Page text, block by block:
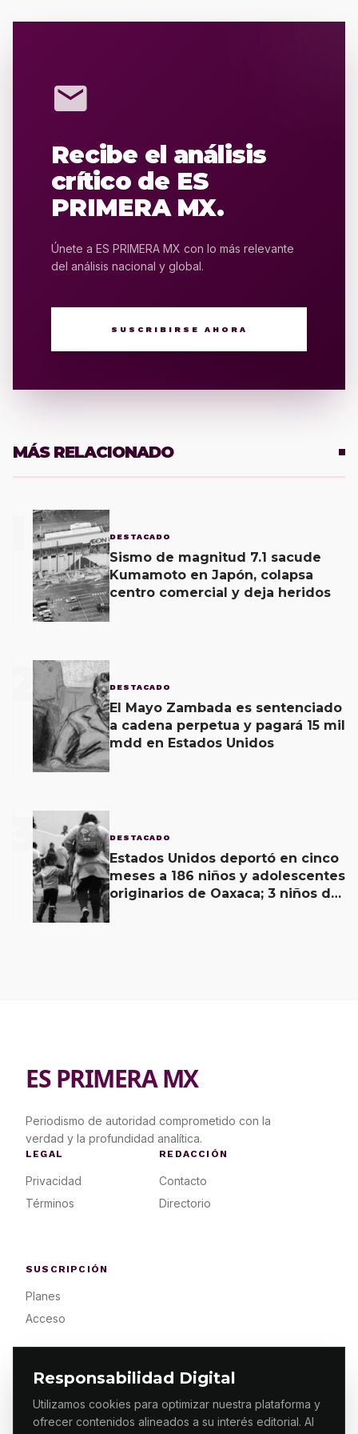
Responsabilidad Digital
Utilizamos cookies para optimizar nuestra plataforma y
ofrecer contenidos alineados a su interés editorial. Al
mail
Recibe el análisis
crítico de ES
PRIMERA MX.
Únete a ES PRIMERA MX con lo más relevante
del análisis nacional y global.
SUSCRIBIRSE AHORA
MÁS RELACIONADO
DESTACADO
Sismo de magnitud 7.1 sacude
Kumamoto en Japón, colapsa
centro comercial y deja heridos
2 DESTACADO
El Mayo Zambada es sentenciado
a cadena perpetua y pagará 15 mil
mdd en Estados Unidos
3 DESTACADO
Estados Unidos deportó en cinco
meses a 186 niños y adolescentes
originarios de Oaxaca; 3 niños de
ES PRIMERA MX
Periodismo de autoridad comprometido con la
verdad y la profundidad analítica.
LEGAL
Privacidad
Términos
REDACCIÓN
Contacto
Directorio
SUSCRIPCIÓN
Planes
Acceso
© 2026 ES PRIMERA MX. ALGUNOS DERECHOS